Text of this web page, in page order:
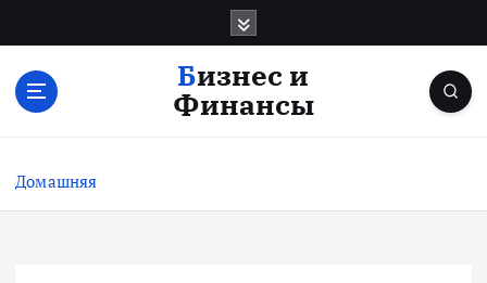
с
Бизнес и
Финансы
Домашняя